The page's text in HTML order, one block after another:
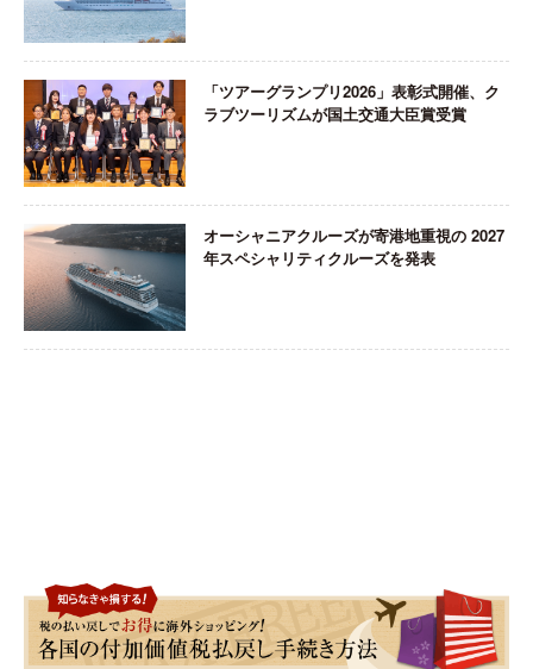
「ツアーグランプリ2026」表彰式開催、ク
ラブツーリズムが国土交通大臣賞受賞
オーシャニアクルーズが寄港地重視の 2027
年スペシャリティクルーズを発表